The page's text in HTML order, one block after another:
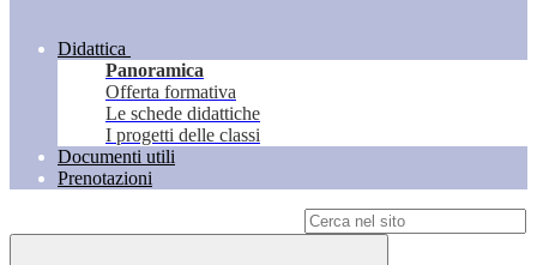
Didattica
Panoramica
Offerta formativa
Le schede didattiche
I progetti delle classi
Documenti utili
Prenotazioni